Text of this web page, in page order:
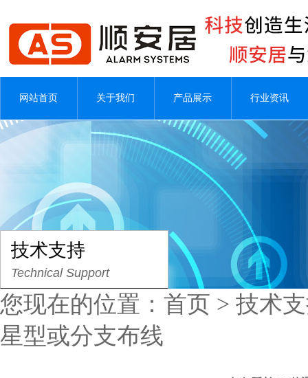
网站首页 关于我们 产品展示 行业资讯
技术支持
Technical Support
您现在的位置： 首页 > 技术
星型或分支布线